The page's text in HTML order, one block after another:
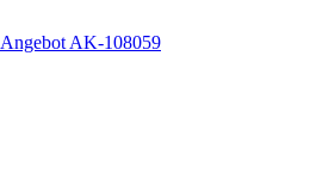
Angebot AK-108059